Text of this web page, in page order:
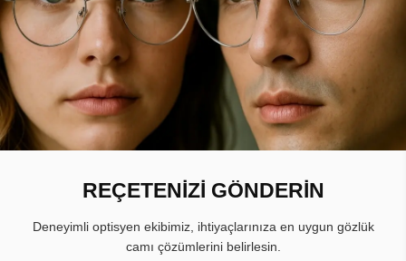
REÇETENİZİ GÖNDERİN
Deneyimli optisyen ekibimiz, ihtiyaçlarınıza en uygun gözlük
camı çözümlerini belirlesin.